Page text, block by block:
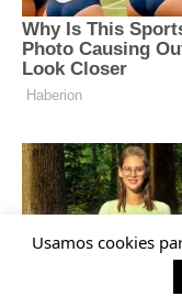
Usamos cookies